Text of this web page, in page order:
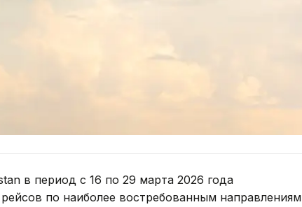
в период с 16 по 29 марта 2026 года
по наиболее востребованным направлениям